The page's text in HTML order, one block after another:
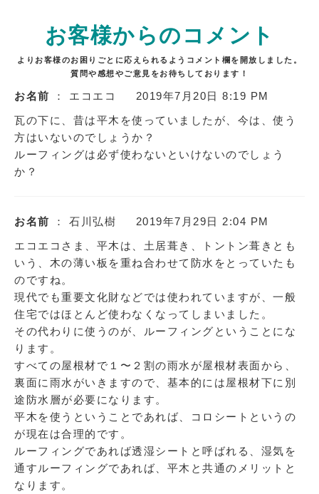
お客様からのコメント
よりお客様のお困りごとに応えられるようコメント欄を開放しました。
質問や感想やご意見をお待ちしております！
お名前 ： エコエコ
2019年7月20日 8:19 PM
瓦の下に、昔は平木を使っていましたが、今は、使う
方はいないのでしょうか？
ルーフィングは必ず使わないといけないのでしょう
か？
お名前 ： 石川弘樹
2019年7月29日 2:04 PM
エコエコさま、平木は、土居葺き、トントン葺きとも
いう、木の薄い板を重ね合わせて防水をとっていたも
のですね。
現代でも重要文化財などでは使われていますが、一般
住宅ではほとんど使わなくなってしまいました。
その代わりに使うのが、ルーフィングということにな
ります。
すべての屋根材で１〜２割の雨水が屋根材表面から、
裏面に雨水がいきますので、基本的には屋根材下に別
途防水層が必要になります。
平木を使うということであれば、コロシートというの
が現在は合理的です。
ルーフィングであれば透湿シートと呼ばれる、湿気を
通すルーフィングであれば、平木と共通のメリットと
なります。